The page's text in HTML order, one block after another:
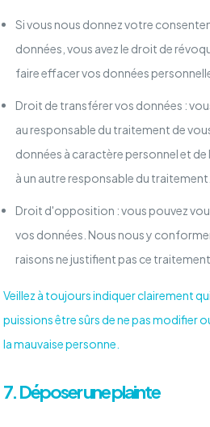
Si vous nous donnez votre
données, vous avez le droit de
faire effacer vos données
Droit de transférer vos données :
au responsable du traitement de
données à caractère personnel et
à un autre responsable du traitement.
Droit d'opposition : vous pouvez
vos données. Nous nous y
raisons ne justifient pas ce traitement.
Veillez à toujours indiquer clairement
puissions être sûrs de ne pas modifier
la mauvaise personne.
7. Déposer une plainte